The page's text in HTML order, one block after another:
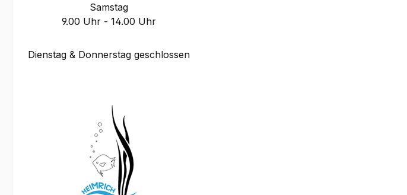
Samstag
9.00 Uhr - 14.00 Uhr
Dienstag & Donnerstag geschlossen